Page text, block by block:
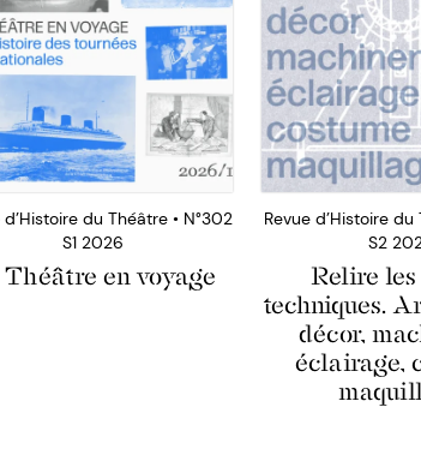
d’Histoire du Théâtre • N°302
S1 2026
Théâtre en voyage
Revue d’Histoire du
S2
Relire
techniques.
décor,
éclairage,